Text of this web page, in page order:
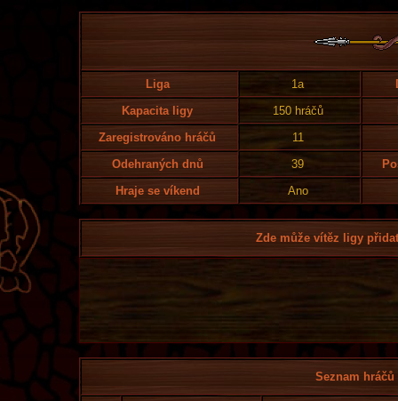
Liga 1a
Kapacita ligy
150 hráčů
Zaregistrováno hráčů
11
Odehraných dnů
39
Hraje se víkend
Ano
Zde může vítěz ligy
Seznam